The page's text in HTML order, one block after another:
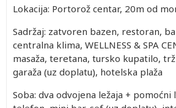
Lokacija: Portorož centar, 20m od
Sadržaj: zatvoren bazen, restoran,
centralna klima, WELLNESS & SPA
masaža, teretana, tursko kupatilo,
garaža (uz doplatu), hotelska plaža
Soba: dva odvojena ležaja + pomoćni